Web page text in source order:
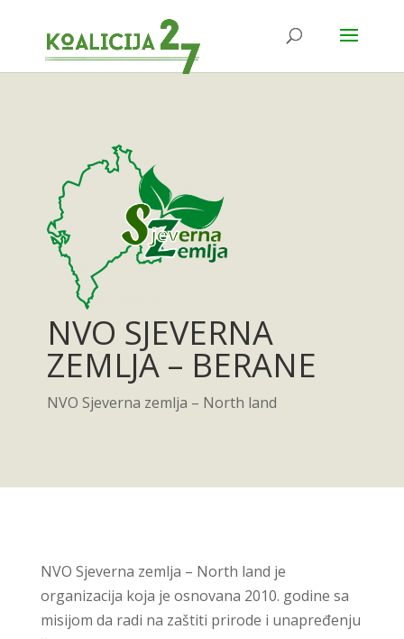
NVO SJEVERNA
ZEMLJA – BERANE
NVO Sjeverna zemlja – North land
NVO Sjeverna zemlja – North land je
organizacija koja je osnovana 2010. godine sa
misijom da radi na zaštiti prirode i unapređenju